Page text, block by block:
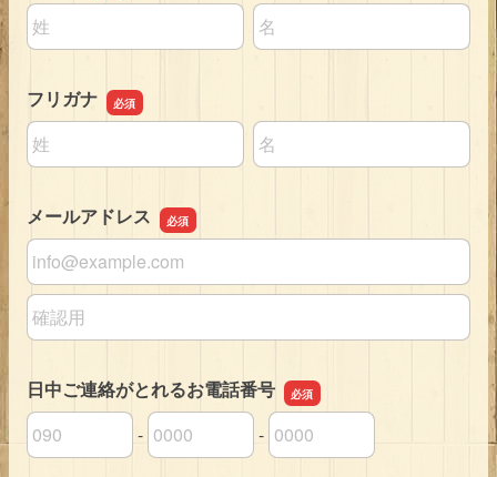
名前の姓
名前の名
フリガナ
名前の姓
名前の名
メールアドレス
メールアドレス
メールアドレスの確認用
日中ご連絡がとれるお電話番号
日中ご連絡がとれるお電話番号の市外局番
-
日中ご連絡がとれるお電話番号の市内局番
-
日中ご連絡がとれるお電話番号の加入者番号